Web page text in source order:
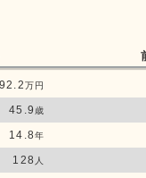
万円
45.9 歳
14.8年
128 人